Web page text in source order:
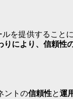
を提供すること
により、信頼性
ントの信頼性と運